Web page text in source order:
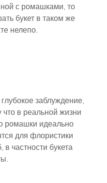
с ромашками, то
букет в таком же
нелепо.
заблуждение,
что в реальной жизни
ромашки идеально
для флористики
в частности букета